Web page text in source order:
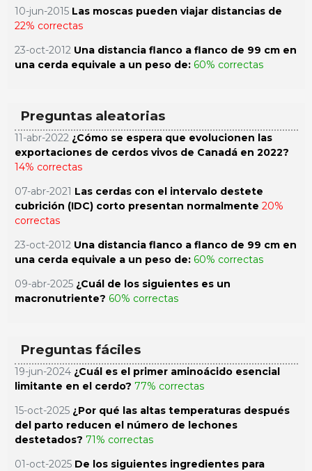
10-jun-2015 Las moscas pueden viajar distancias de
22% correctas
23-oct-2012 Una distancia flanco a flanco de 99 cm en
una cerda equivale a un peso de: 60% correctas
Preguntas aleatorias
11-abr-2022 ¿Cómo se espera que evolucionen las
exportaciones de cerdos vivos de Canadá en 2022?
14% correctas
07-abr-2021 Las cerdas con el intervalo destete
cubrición (IDC) corto presentan normalmente 20%
correctas
23-oct-2012 Una distancia flanco a flanco de 99 cm en
una cerda equivale a un peso de: 60% correctas
09-abr-2025 ¿Cuál de los siguientes es un
macronutriente? 60% correctas
Preguntas fáciles
19-jun-2024 ¿Cuál es el primer aminoácido esencial
limitante en el cerdo? 77% correctas
15-oct-2025 ¿Por qué las altas temperaturas después
del parto reducen el número de lechones
destetados? 71% correctas
01-oct-2025 De los siguientes ingredientes para